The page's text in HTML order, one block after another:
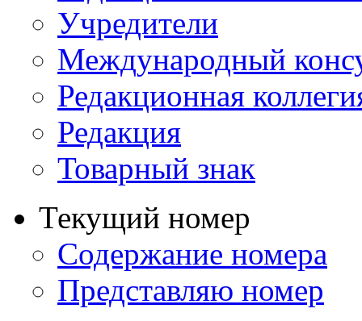
Учредители
Международный
Редакционная
Редакция
Товарный знак
Текущий номер
Содержание номера
Представляю номер